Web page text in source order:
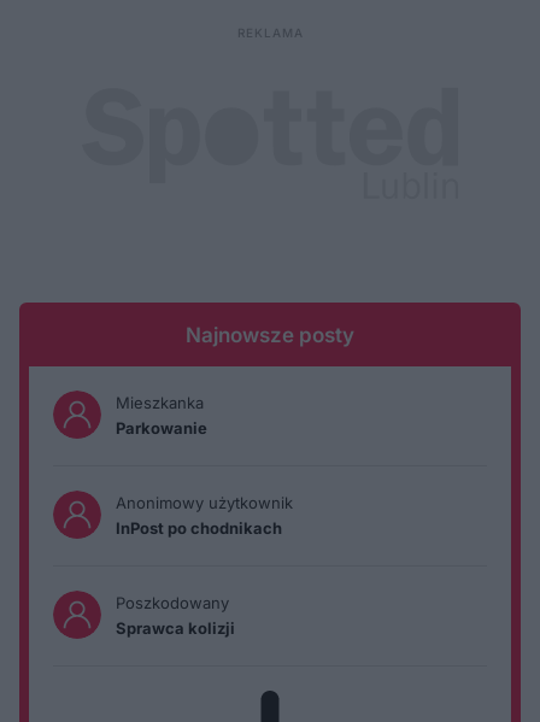
Najnowsze posty
Mieszkanka
Parkowanie
Anonimowy użytkownik
InPost po chodnikach
Poszkodowany
Sprawca kolizji